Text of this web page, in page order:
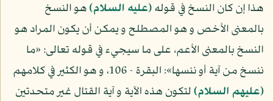
هذا إن كان النسخ في قوله(عليه السلام)هو النسخ
بالمعنى الأخص و هو المصطلح و يمكن أن يكون المراد هو
النسخ بالمعنى الأعم، على ما سيجيء في قوله تعالى: «ما
ننسخ من آية أو ننسها»: البقرة - 106، و هو الكثير في كلامهم
(عليهم السلام)لتكون هذه الآية و آية القتال غير متحدتين